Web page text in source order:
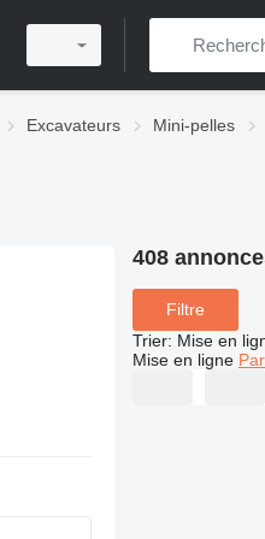
Excavateurs Mini-pelles
408
Filtre
Trier: Mise en
Mise en ligne